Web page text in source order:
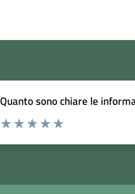
Quanto sono chiare le
Rating: